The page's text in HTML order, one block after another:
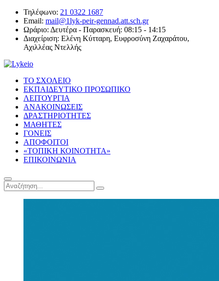
Τηλέφωνο: 21 0322 1687
Email: mail@1lyk-peir-gennad.att.sch.gr
Ωράριο: Δευτέρα - Παρασκευή: 08:15 - 14:15
Διαχείριση: Ελένη Κύτταρη, Ευφροσύνη Ζαχαράτου,
Αχιλλέας Ντελλής
ΤΟ ΣΧΟΛΕΙΟ
ΕΚΠΑΙΔΕΥΤΙΚΟ ΠΡΟΣΩΠΙΚΟ
ΛΕΙΤΟΥΡΓΙΑ
ΑΝΑΚΟΙΝΩΣΕΙΣ
ΔΡΑΣΤΗΡΙΟΤΗΤΕΣ
ΜΑΘΗΤΕΣ
ΓΟΝΕΙΣ
ΑΠΟΦΟΙΤΟΙ
«ΤΟΠΙΚΗ ΚΟΙΝΟΤΗΤΑ»
ΕΠΙΚΟΙΝΩΝΙΑ